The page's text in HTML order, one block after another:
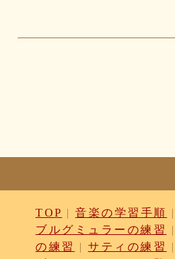
f839ea6eb8 f59ab6f876
b0b41f52fa 96116e3c1b
7c7c130e4a 7518e463a7
3e795bcaec 010563934b
TOP |音楽の学習手順 |
ブルグミュラーの練習
|
の練習
|サティの練習 |